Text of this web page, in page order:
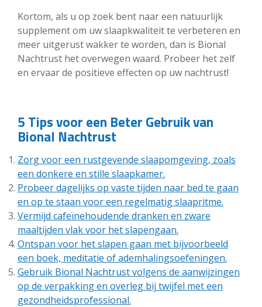
Kortom, als u op zoek bent naar een natuurlijk
supplement om uw slaapkwaliteit te verbeteren en
meer uitgerust wakker te worden, dan is Bional
Nachtrust het overwegen waard. Probeer het zelf
en ervaar de positieve effecten op uw nachtrust!
5 Tips voor een Beter Gebruik van
Bional Nachtrust
Zorg voor een rustgevende slaapomgeving, zoals
een donkere en stille slaapkamer.
Probeer dagelijks op vaste tijden naar bed te gaan
en op te staan voor een regelmatig slaapritme.
Vermijd cafeïnehoudende dranken en zware
maaltijden vlak voor het slapengaan.
Ontspan voor het slapen gaan met bijvoorbeeld
een boek, meditatie of ademhalingsoefeningen.
Gebruik Bional Nachtrust volgens de aanwijzingen
op de verpakking en overleg bij twijfel met een
gezondheidsprofessional.